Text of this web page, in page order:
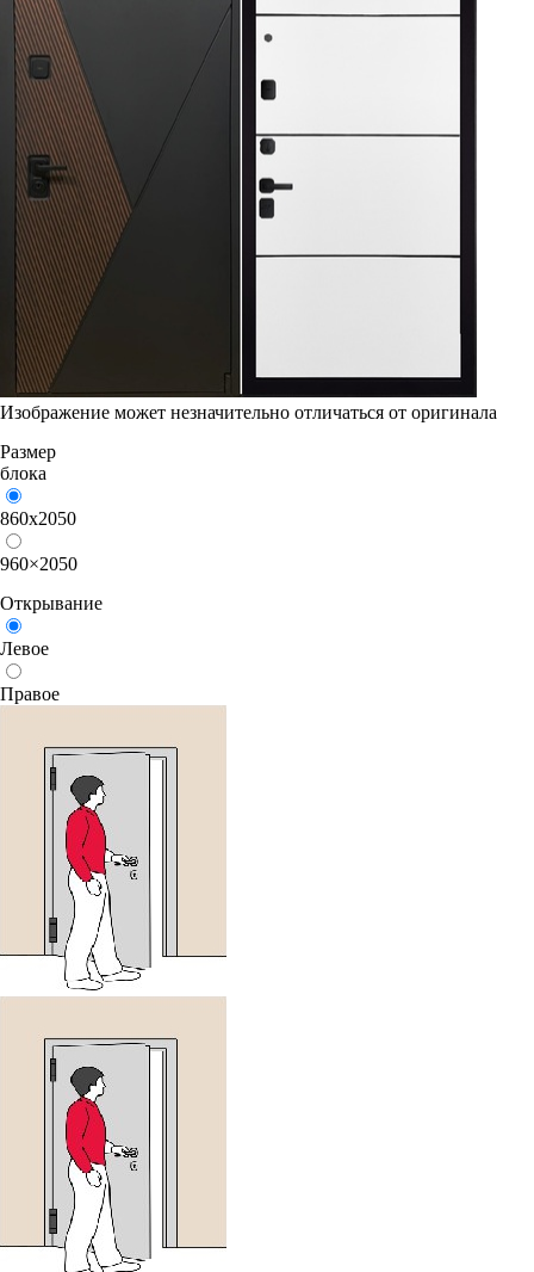
Изображение может незначительно отличаться от оригинала
Размер
блока
860х2050
960×2050
Открывание
Левое
Правое